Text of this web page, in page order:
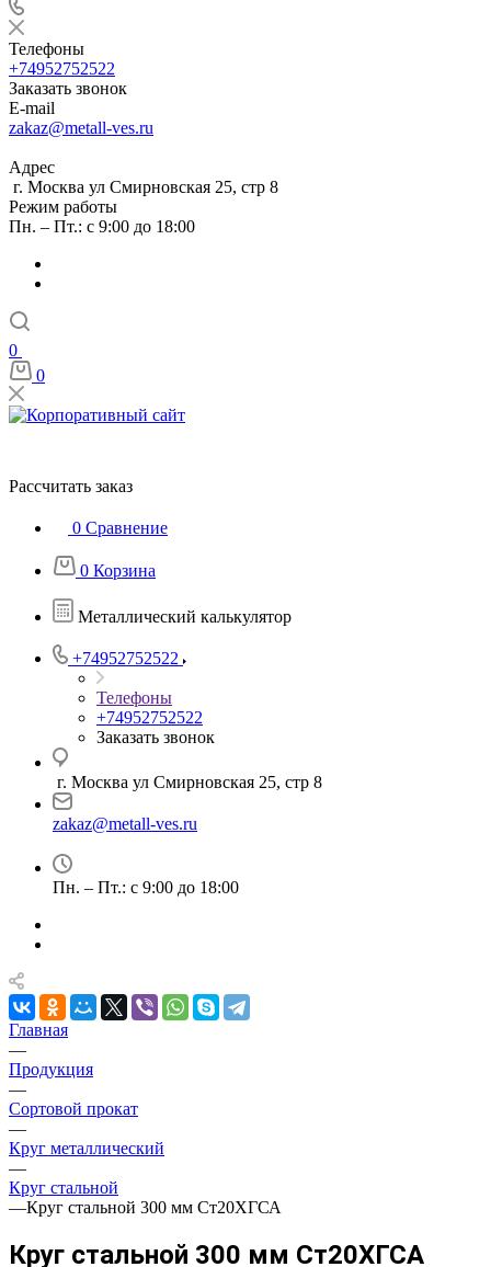
Телефоны
+74952752522
Заказать звонок
E-mail
zakaz@metall-ves.ru
Адрес
г. Москва ул Смирновская 25, стр 8
Режим работы
Пн. – Пт.: с 9:00 до 18:00
0
0
Рассчитать заказ
0 Сравнение
0 Корзина
Металлический калькулятор
+74952752522
Телефоны
+74952752522
Заказать звонок
г. Москва ул Смирновская 25, стр 8
zakaz@metall-ves.ru
Пн. – Пт.: с 9:00 до 18:00
Главная
—
Продукция
—
Сортовой прокат
—
Круг металлический
—
Круг стальной
—Круг стальной 300 мм Ст20ХГСА
Круг стальной 300 мм Ст20ХГСА